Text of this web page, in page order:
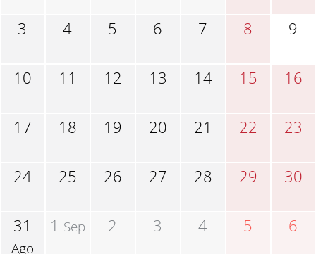
3 4 5 6 7 8 9
10 11 12 13 14 15 16
17 18 19 20 21 22 23
24 25 26 27 28 29 30
31
Ago
1 Sep 2 3 4 5 6